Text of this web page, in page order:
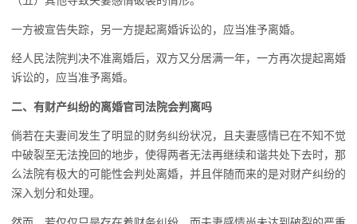
一方被宣告失踪，另一方提起离婚诉讼的，应当准予离婚。
经人民法院判决不准离婚后，双方又分居满一年，一方再次提起离婚
诉讼的，应当准予离婚。
二、有财产纠纷的离婚官司法院会判离吗
倘若在夫妻间发生了明显的财务纠纷状况，且夫妻感情已在不知不觉
中破裂至无法挽回的地步，使得两者无法再继续和谐共处下去时，那
么法院有极大的可能性会判处离婚，并且伴随而来的是对财产纠纷的
深入划分和处理。